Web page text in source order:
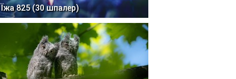
Їжа 825 (30 шпалер)